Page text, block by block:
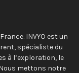
INVYO est un
spécialiste du
à l’exploration, le
mettons notre